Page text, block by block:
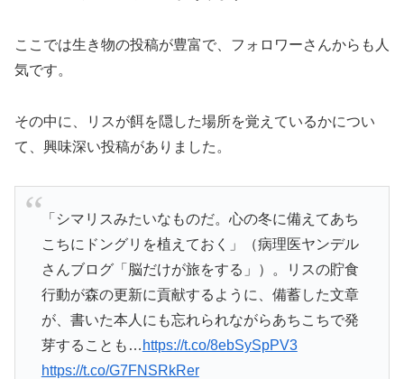
ここでは生き物の投稿が豊富で、フォロワーさんからも人
気です。
その中に、リスが餌を隠した場所を覚えているかについ
て、興味深い投稿がありました。
「シマリスみたいなものだ。心の冬に備えてあち
こちにドングリを植えておく」（病理医ヤンデル
さんブログ「脳だけが旅をする」）。リスの貯食
行動が森の更新に貢献するように、備蓄した文章
が、書いた本人にも忘れられながらあちこちで発
芽することも… https://t.co/8ebSySpPV3
https://t.co/G7FNSRkRer